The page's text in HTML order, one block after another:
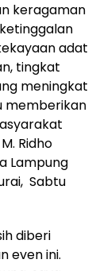
keragaman
adat
tingkat
meningkat
memberikan
Ridho
Lampung
Sabtu
diberi
even ini.